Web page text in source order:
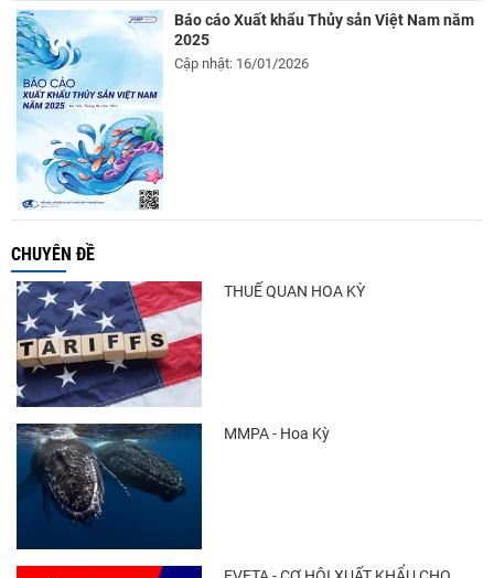
Báo cáo Xuất khẩu Thủy sản Việt Nam năm
2025
Cập nhật: 16/01/2026
CHUYÊN ĐỀ
THUẾ QUAN HOA KỲ
MMPA - Hoa Kỳ